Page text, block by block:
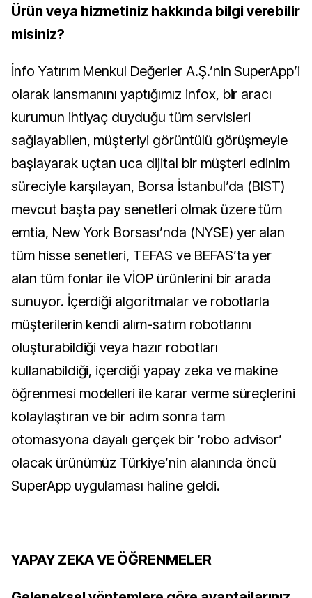
Ürün veya hizmetiniz hakkında bilgi verebilir
misiniz?
İnfo Yatırım Menkul Değerler A.Ş.’nin SuperApp’i
olarak lansmanını yaptığımız infox, bir aracı
kurumun ihtiyaç duyduğu tüm servisleri
sağlayabilen, müşteriyi görüntülü görüşmeyle
başlayarak uçtan uca dijital bir müşteri edinim
süreciyle karşılayan, Borsa İstanbul’da (BIST)
mevcut başta pay senetleri olmak üzere tüm
emtia, New York Borsası’nda (NYSE) yer alan
tüm hisse senetleri, TEFAS ve BEFAS’ta yer
alan tüm fonlar ile VİOP ürünlerini bir arada
sunuyor. İçerdiği algoritmalar ve robotlarla
müşterilerin kendi alım-satım robotlarını
oluşturabildiği veya hazır robotları
kullanabildiği, içerdiği yapay zeka ve makine
öğrenmesi modelleri ile karar verme süreçlerini
kolaylaştıran ve bir adım sonra tam
otomasyona dayalı gerçek bir ‘robo advisor’
olacak ürünümüz Türkiye’nin alanında öncü
SuperApp uygulaması haline geldi.
YAPAY ZEKA VE ÖĞRENMELER